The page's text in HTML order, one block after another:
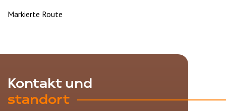
Markierte Route
Kontakt und
standort